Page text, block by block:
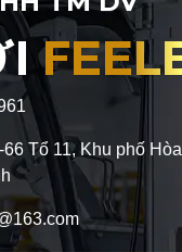
Tổ 11, Khu phố